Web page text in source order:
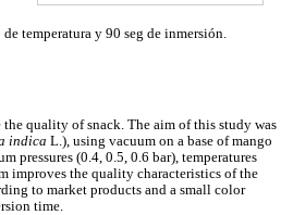
temperatura y 90 seg de inmersión.
the quality of snack. The aim of this study was
indica L.), using vacuum on a base of mango
pressures (0.4, 0.5, 0.6 bar), temperatures
improves the quality characteristics of the
to market products and a small color
time.